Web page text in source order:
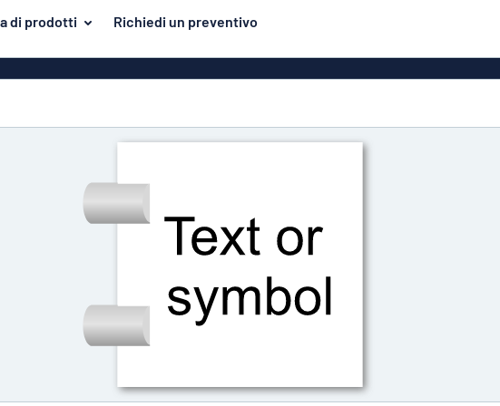
di prodotti Richiedi un preventivo
Targhette inox
come le targhe
smaltate
Targhette per case
Targhette per cassetta della posta
Targhette pubblicità no grazie